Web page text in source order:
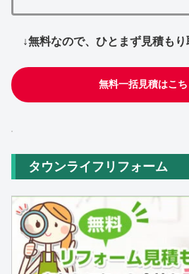
↓無料なので、ひとまず見積も
無料一括見積はこ
タウンライフリフォーム